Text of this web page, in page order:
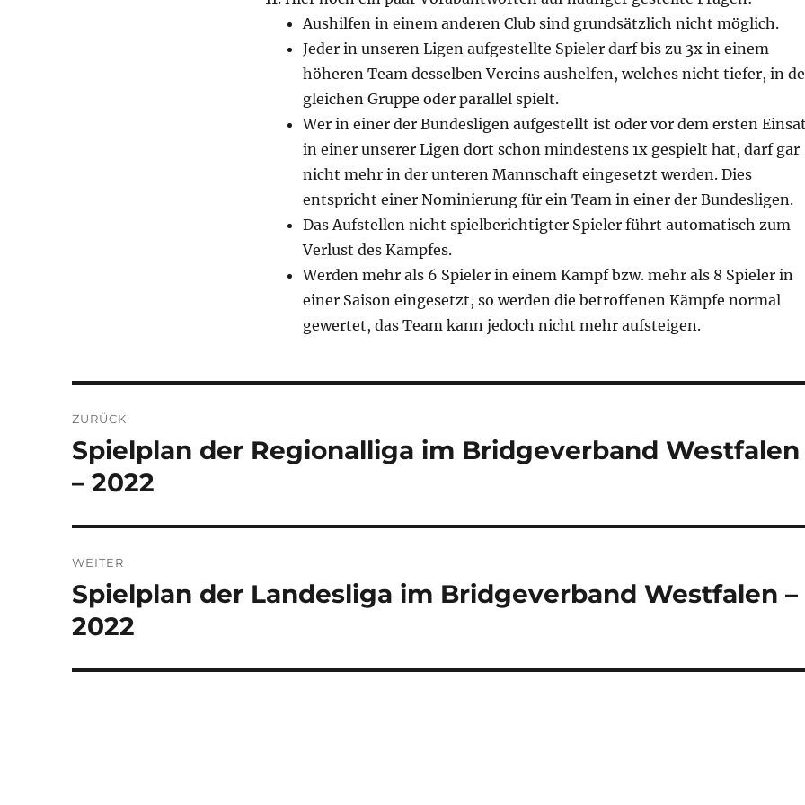
Aushilfen in einem anderen Club sind grundsätzlich nicht möglich.
Jeder in unseren Ligen aufgestellte Spieler darf bis zu 3x in einem
höheren Team desselben Vereins aushelfen, welches nicht tiefer, in
gleichen Gruppe oder parallel spielt.
Wer in einer der Bundesligen aufgestellt ist oder vor dem ersten
in einer unserer Ligen dort schon mindestens 1x gespielt hat, darf gar
nicht mehr in der unteren Mannschaft eingesetzt werden. Dies
entspricht einer Nominierung für ein Team in einer der Bundesligen.
Das Aufstellen nicht spielberichtigter Spieler führt automatisch zum
Verlust des Kampfes.
Werden mehr als 6 Spieler in einem Kampf bzw. mehr als 8 Spieler in
einer Saison eingesetzt, so werden die betroffenen Kämpfe normal
gewertet, das Team kann jedoch nicht mehr aufsteigen.
ZURÜCK
Vorheriger
Beitrag:
Spielplan der Regionalliga im Bridgeverband Westfalen
– 2022
WEITER
Nächster
Beitrag:
Spielplan der Landesliga im Bridgeverband Westfalen –
2022